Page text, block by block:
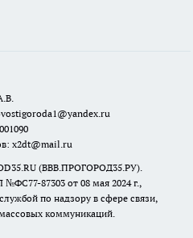
x2dt@mail.ru
(ВВВ.ПРОГОРОД35.РУ).
87303 от 08 мая 2024 г.,
по надзору в сфере связи,
коммуникаций.